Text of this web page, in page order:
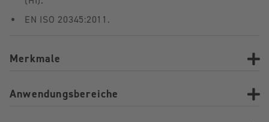
EN ISO 20345:2011.
Merkmale
Anwendungsbereiche